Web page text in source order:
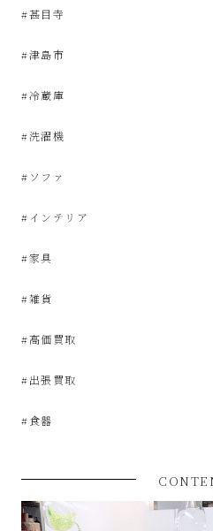
し
ゃ
れ
な
ッ
#甚目寺
#津島市
#冷蔵庫
#洗濯機
#ソファ
#インテリア
#家具
#雑貨
#高価買取
#出張買取
#食器